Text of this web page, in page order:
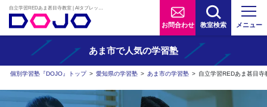
お問合わせ 教室検索 メニュー
あま市で人気の学習塾
個別学習塾『DOJO』トップ > 愛知県の学習塾 > あま市の学習塾 > 自立学習REDあま甚目寺